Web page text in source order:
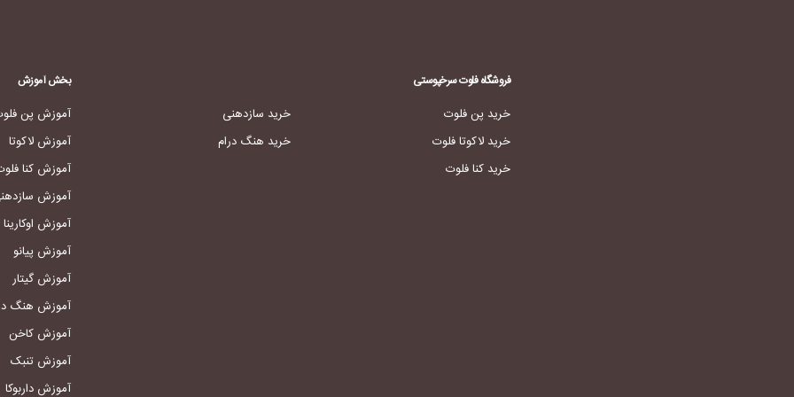
فروشگاه فلوت سرخپوستی
خرید پن فلوت
خرید لاکوتا فلوت
خرید کنا فلوت
خرید سازدهنی
خرید هنگ درام
بخش آموزش
آموزش پن
آموزش لاکوتا
آموزش کنا
آموزش
آموزش اوکارینا
آموزش پیانو
آموزش گیتار
آموزش هنگ
آموزش کاخن
آموزش تنبک
آموزش داربوکا